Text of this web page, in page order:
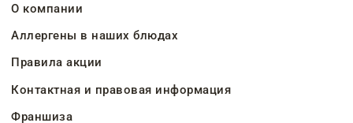
О компании
Аллергены в наших блюдах
Правила акции
Контактная и правовая информация
Франшиза